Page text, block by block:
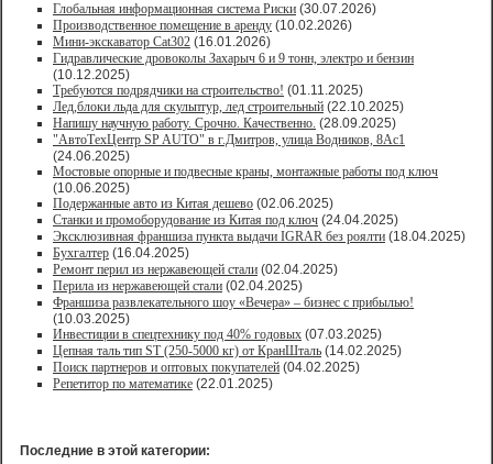
Глобальная информационная система Риски (30.07.2026)
Производственное помещение в аренду (10.02.2026)
Мини-экскаватор Cat302 (16.01.2026)
Гидравлические дровоколы Захарыч 6 и 9 тонн, электро и бензин
(10.12.2025)
Требуются подрядчики на строительство! (01.11.2025)
Лед,блоки льда для скульптур, лед строительный (22.10.2025)
Напишу научную работу. Срочно. Качественно. (28.09.2025)
"АвтоТехЦентр SP AUTO" в г.Дмитров, улица Водников, 8Ас1
(24.06.2025)
Мостовые опорные и подвесные краны, монтажные работы под ключ
(10.06.2025)
Подержанные авто из Китая дешево (02.06.2025)
Станки и промоборудование из Китая под ключ (24.04.2025)
Эксклюзивная франшиза пункта выдачи IGRAR без роялти (18.04.2025)
Бухгалтер (16.04.2025)
Ремонт перил из нержавеющей стали (02.04.2025)
Перила из нержавеющей стали (02.04.2025)
Франшиза развлекательного шоу «Вечера» – бизнес с прибылью!
(10.03.2025)
Инвестиции в спецтехнику под 40% годовых (07.03.2025)
Цепная таль тип ST (250-5000 кг) от КранШталь (14.02.2025)
Поиск партнеров и оптовых покупателей (04.02.2025)
Репетитор по математике (22.01.2025)
Последние в этой категории: